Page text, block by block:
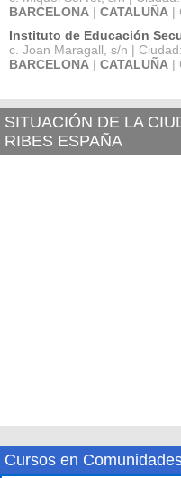
BARCELONA | CATALUÑA |
Instituto de Educación
c. Joan Maragall, s/n | Ciudad:
BARCELONA | CATALUÑA |
SITUACIÓN DE LA
RIBES ESPAÑA
Cursos en